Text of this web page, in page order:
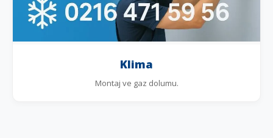
Klima
Montaj ve gaz dolumu.